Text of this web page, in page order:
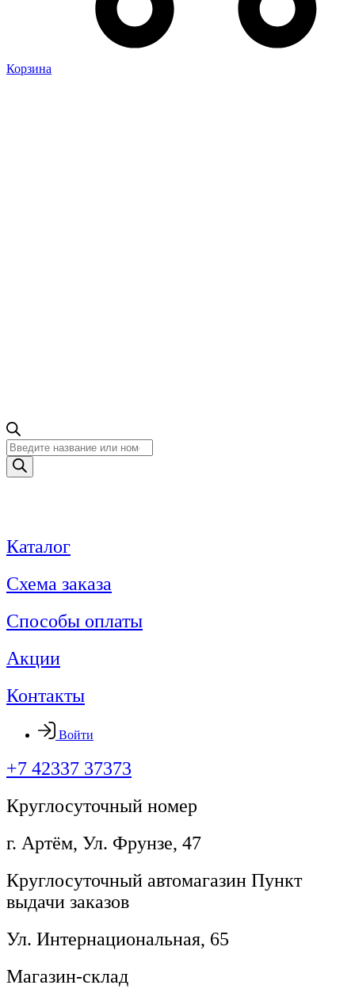
Корзина
Поиск
товаров
Каталог
Схема заказа
Способы оплаты
Акции
Контакты
Войти
+7 42337 37373
Круглосуточный номер
г. Артём, ​Ул. Фрунзе, 47
Круглосуточный автомагазин Пункт
выдачи заказов
Ул. Интернациональная, 65
Магазин-склад